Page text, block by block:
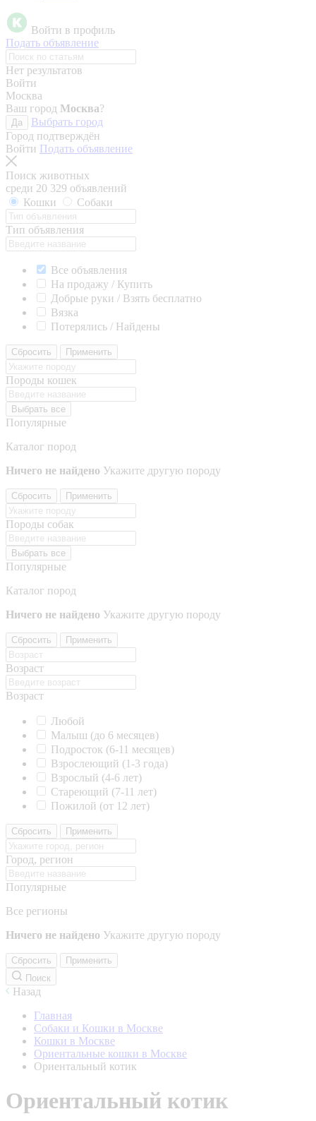
Войти в профиль
Подать объявление
Нет результатов
Войти
Москва
Ваш город Москва?
Да
Выбрать город
Город подтверждён
Войти Подать объявление
Поиск животных
среди 20 329 объявлений
Кошки
Собаки
Тип объявления
Все объявления
На продажу / Купить
Добрые руки / Взять бесплатно
Вязка
Потерялись / Найдены
Сбросить Применить
Породы кошек
Выбрать все
Популярные
Каталог пород
Ничего не найдено Укажите другую породу
Сбросить Применить
Породы собак
Выбрать все
Популярные
Каталог пород
Ничего не найдено Укажите другую породу
Сбросить Применить
Возраст
Возраст
Любой
Малыш (до 6 месяцев)
Подросток (6-11 месяцев)
Взрослеющий (1-3 года)
Взрослый (4-6 лет)
Стареющий (7-11 лет)
Пожилой (от 12 лет)
Сбросить Применить
Город, регион
Популярные
Все регионы
Ничего не найдено Укажите другую породу
Сбросить
Применить
Поиск
Назад
Главная
Собаки и Кошки в Москве
Кошки в Москве
Ориентальные кошки в Москве
Ориентальный котик
Ориентальный котик